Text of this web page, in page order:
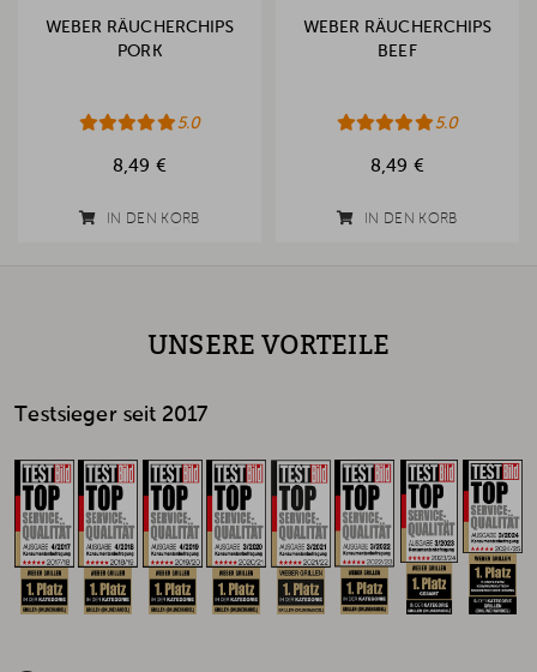
WEBER RÄUCHERCHIPS
PORK
5.0
8,49 €
IN DEN KORB
WEBER RÄUCHERCHIPS
BEEF
5.0
8,49 €
IN DEN KORB
UNSERE VORTEILE
Testsieger seit 2017